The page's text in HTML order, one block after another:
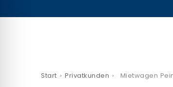
Start › Privatkunden › Mietwagen